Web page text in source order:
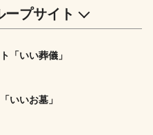
プサイト
「いい葬儀」
いいお墓」